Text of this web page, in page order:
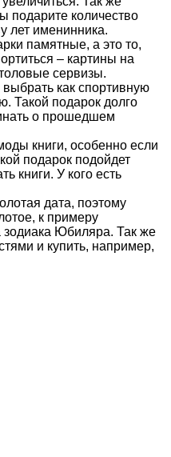
подарите количество
лет именинника.
памятные, а это то,
– картины на
сервизы.
как спортивную
Такой подарок долго
о прошедшем
книги, особенно если
подарок подойдет
книги. У кого есть
дата, поэтому
к примеру
зодиака Юбиляра. Так же
и купить, например,